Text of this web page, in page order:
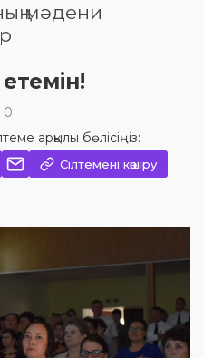
мәдени
0
арқылы бөлісіңіз:
Сілтемені көшіру